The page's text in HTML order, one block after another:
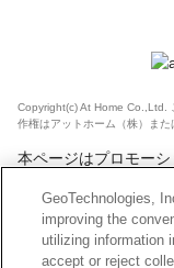
Copyright(c) At Home Co.,Ltd.
作権はアットホーム（株）また
本ページはプロモーシ
GeoTechnologies,
improving the
utilizing information
accept or reject